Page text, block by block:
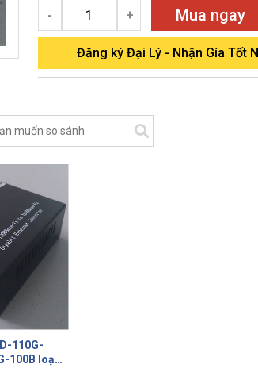
- + Mua ngay
Đăng ký Đại Lý - Nhận Gía Tốt
110G-
100B loại